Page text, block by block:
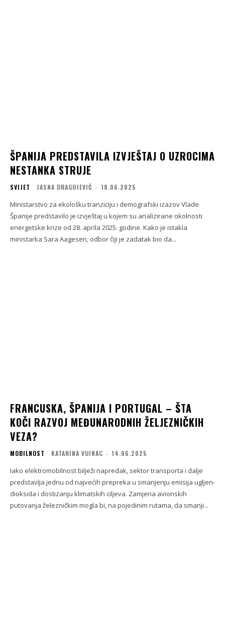
ŠPANIJA PREDSTAVILA IZVJEŠTAJ O UZROCIMA
NESTANKA STRUJE
SVIJET JASNA DRAGOJEVIĆ - 18.06.2025
Ministarstvo za ekološku tranziciju i demografski izazov Vlade
Španije predstavilo je izvještaj u kojem su analizirane okolnosti
energetske krize od 28. aprila 2025. godine. Kako je istakla
ministarka Sara Aagesen, odbor čiji je zadatak bio da...
FRANCUSKA, ŠPANIJA I PORTUGAL – ŠTA
KOČI RAZVOJ MEĐUNARODNIH ŽELJEZNIČKIH
VEZA?
MOBILNOST KATARINA VUINAC - 14.06.2025
Iako elektromobilnost bilježi napredak, sektor transporta i dalje
predstavlja jednu od najvećih prepreka u smanjenju emisija ugljen-
dioksida i dostizanju klimatskih ciljeva. Zamjena avionskih
putovanja železničkim mogla bi, na pojedinim rutama, da smanji...